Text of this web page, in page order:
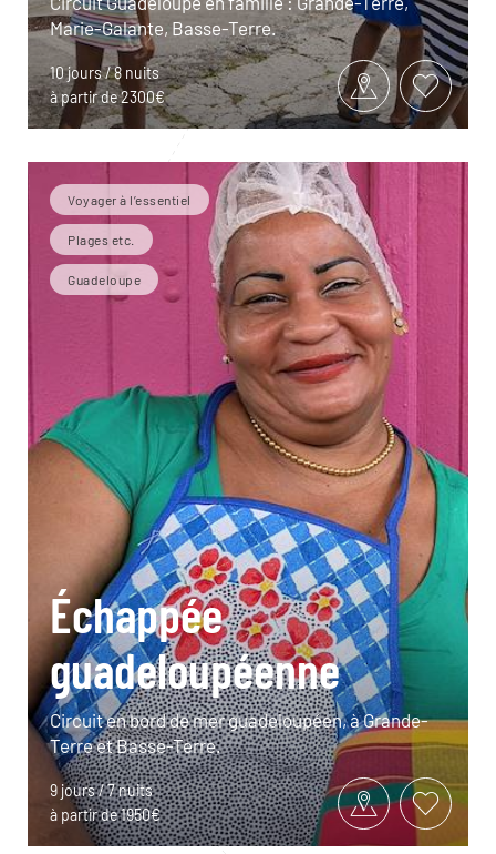
Marie-Galante, Basse-Terre.
10 jours / 8 nuits
à partir de 2300€
Voyager à l’essentiel
Plages etc.
Guadeloupe
Échappée
guadeloupéenne
Circuit en bord de mer guadeloupéen, à Grande-
Terre et Basse-Terre.
9 jours / 7 nuits
à partir de 1950€